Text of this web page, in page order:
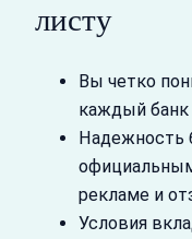
листу
Вы четко
каждый банк
Надежность
рекламе и
Условия